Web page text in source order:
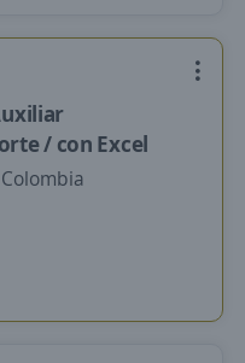
/ con Excel